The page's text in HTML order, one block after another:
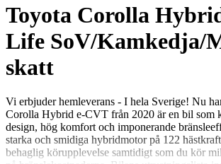
Toyota Corolla
Life SoV/Kamkedja/
skatt
Vi erbjuder hemleverans - I hela Sverige! Nu
Corolla Hybrid e-CVT från 2020 är en bil som
design, hög komfort och imponerande
starka och smidiga hybridmotor på 122
behaglig körupplevelse samtidigt som du kör